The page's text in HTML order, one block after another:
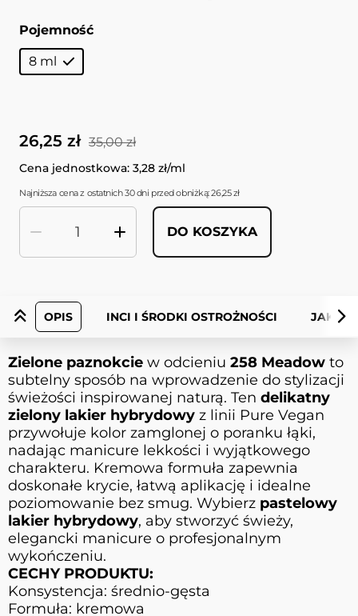
Pojemność
8 ml
35,00 zł
26,25 zł
Cena jednostkowa: 3,28 zł/ml
Najniższa cena z ostatnich 30 dni przed obniżką: 26,25 zł
DO KOSZYKA
OPIS INCI I ŚRODKI OSTROŻNOŚCI JAK
Zielone paznokcie w odcieniu 258 Meadow to
subtelny sposób na wprowadzenie do stylizacji
świeżości inspirowanej naturą. Ten delikatny
zielony lakier hybrydowy z linii Pure Vegan
przywołuje kolor zamglonej o poranku łąki,
nadając manicure lekkości i wyjątkowego
charakteru. Kremowa formuła zapewnia
doskonałe krycie, łatwą aplikację i idealne
poziomowanie bez smug. Wybierz pastelowy
lakier hybrydowy, aby stworzyć świeży,
elegancki manicure o profesjonalnym
wykończeniu.
CECHY PRODUKTU:
Konsystencja: średnio-gęsta
Formuła: kremowa